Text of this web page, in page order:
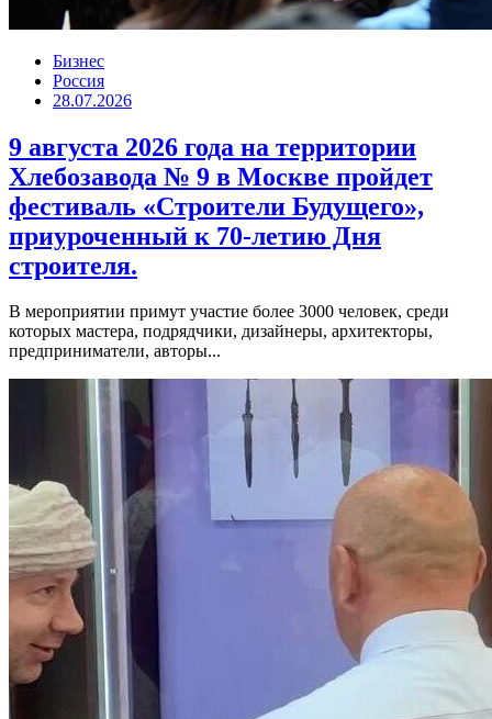
Бизнес
Россия
28.07.2026
9 августа 2026 года на территории
Хлебозавода № 9 в Москве пройдет
фестиваль «Строители Будущего»,
приуроченный к 70-летию Дня
строителя.
В мероприятии примут участие более 3000 человек, среди
которых мастера, подрядчики, дизайнеры, архитекторы,
предприниматели, авторы...